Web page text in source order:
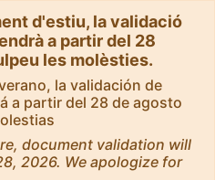
d'estiu, la validació
a partir del 28
les molèsties.
la validación de
a partir del 28 de agosto
document validation will
2026. We apologize for